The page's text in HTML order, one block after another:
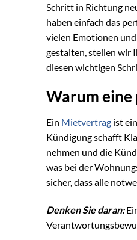
Schritt in Richtung
haben einfach das
vielen Emotionen
gestalten, stellen wir
diesen wichtigen
Warum eine
Ein Mietvertrag ist
Kündigung schafft
nehmen und die
was bei der
sicher, dass alle
Denken Sie daran: